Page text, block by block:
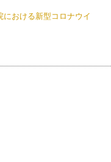
における新型コロナウイ